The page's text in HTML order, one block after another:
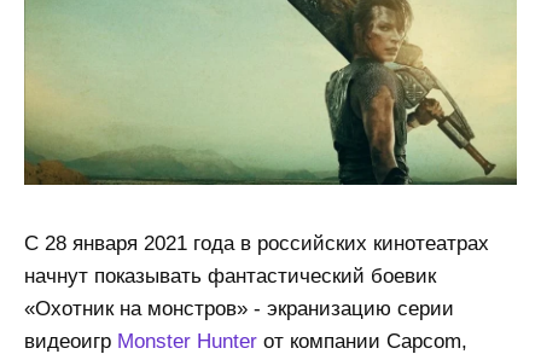
С 28 января 2021 года в российских кинотеатрах
начнут показывать фантастический боевик
«Охотник на монстров» - экранизацию серии
видеоигр Monster Hunter от компании Capcom,